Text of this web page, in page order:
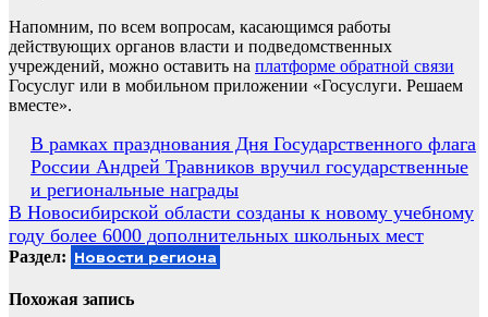
Напомним, по всем вопросам, касающимся работы
действующих органов власти и подведомственных
учреждений, можно оставить на платформе обратной связи
Госуслуг или в мобильном приложении «Госуслуги. Решаем
вместе».
Навигация
по
записям
В рамках празднования Дня Государственного флага
России Андрей Травников вручил государственные
и региональные награды
В Новосибирской области созданы к новому учебному
году более 6000 дополнительных школьных мест
Раздел: Новости региона
Похожая запись